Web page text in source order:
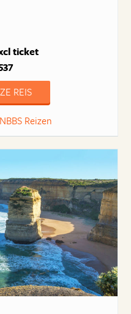
ticket
REIS
Reizen